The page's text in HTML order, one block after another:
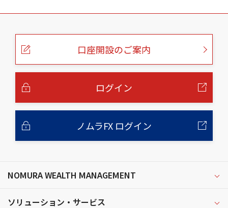
こ
口座開設のご案内
ログイン
ノムラFX ログイン
NOMURA WEALTH MANAGEMENT
ソリューション・サービス